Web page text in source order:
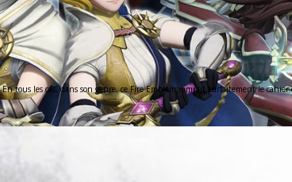
tous les cas, dans son genre, ce Fire Emblem remplit parfaitement le cahier